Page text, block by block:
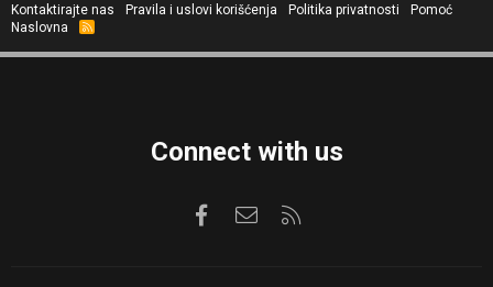
Kontaktirajte nas
Pravila i uslovi korišćenja Politika privatnosti
Pomoć
Naslovna
R
S
Connect with us
FacebookKontaktirajte nas